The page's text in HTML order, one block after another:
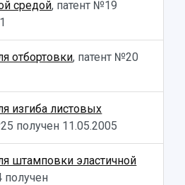
средой, патент №19
отбортовки, патент №20
изгиба листовых
получен 11.05.2005
штамповки эластичной
получен